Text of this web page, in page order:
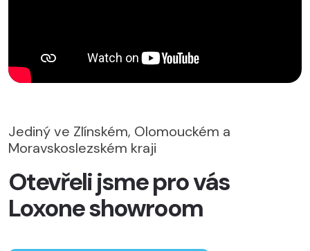
Jediný ve Zlínském, Olomouckém a
Moravskoslezském kraji
Otevřeli jsme pro vás
Loxone showroom